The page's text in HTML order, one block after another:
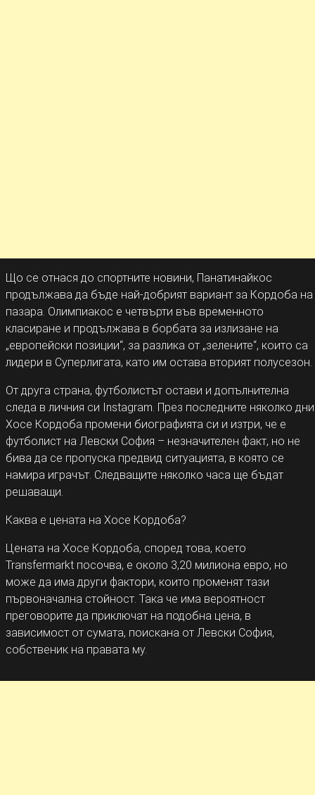
Що се отнася до спортните новини, Панатинайкос
продължава да бъде най-добрият вариант за Кордоба на
пазара. Олимпиакос е четвърти във временното
класиране и продължава в борбата за излизане на
„европейски позиции“, за разлика от „зелените“, които са
лидери в Суперлигата, като им остава вторият полусезон.
От друга страна, футболистът остави и допълнителна
следа в личния си Instagram. През последните няколко дни
Хосе Кордоба промени биографията си и изтри, че е
футболист на Левски София – незначителен факт, но не
бива да се пропуска предвид ситуацията, в която се
намира играчът. Следващите няколко часа ще бъдат
решаващи.
Каква е цената на Хосе Кордоба?
Цената на Хосе Кордоба, според това, което
Transfermarkt посочва, е около 3,20 милиона евро, но
може да има други фактори, които променят тази
първоначална стойност. Така че има вероятност
преговорите да приключат на подобна цена, в
зависимост от сумата, поискана от Левски София,
собственик на правата му.